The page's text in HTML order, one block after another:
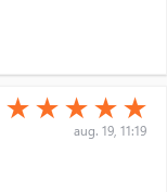
(*)
★ (*)
★ (*)
★ (*)
★ (*)
★
aug. 19, 11:19